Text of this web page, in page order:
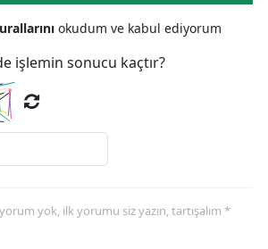
okudum ve kabul ediyorum
işlemin sonucu kaçtır?
yok, ilk yorumu siz yazın, tartışalım *